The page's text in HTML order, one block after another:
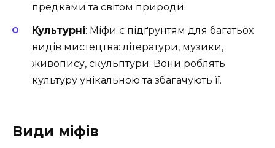
предками та світом природи.
Культурні: Міфи є підґрунтям для багатьох
видів мистецтва: літератури, музики,
живопису, скульптури. Вони роблять
культуру унікальною та збагачують її.
Види міфів